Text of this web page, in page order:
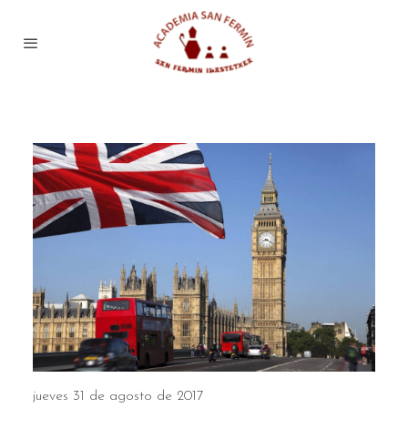
jueves 31 de agosto de 2017